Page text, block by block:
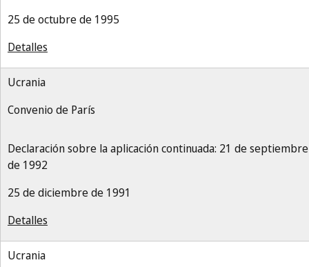
25 de octubre de 1995
Detalles
Ucrania
Convenio de París
Declaración sobre la aplicación continuada: 21 de septiembre
de 1992
25 de diciembre de 1991
Detalles
Ucrania